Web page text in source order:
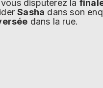
disputerez la
Sasha dans son
dans la rue.